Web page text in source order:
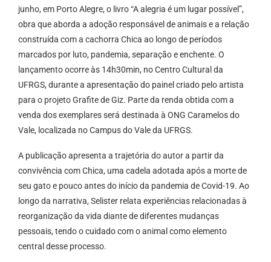
junho, em Porto Alegre, o livro “A alegria é um lugar possível”,
obra que aborda a adoção responsável de animais e a relação
construída com a cachorra Chica ao longo de períodos
marcados por luto, pandemia, separação e enchente. O
lançamento ocorre às 14h30min, no Centro Cultural da
UFRGS, durante a apresentação do painel criado pelo artista
para o projeto Grafite de Giz. Parte da renda obtida com a
venda dos exemplares será destinada à ONG Caramelos do
Vale, localizada no Campus do Vale da UFRGS.
A publicação apresenta a trajetória do autor a partir da
convivência com Chica, uma cadela adotada após a morte de
seu gato e pouco antes do início da pandemia de Covid-19. Ao
longo da narrativa, Selister relata experiências relacionadas à
reorganização da vida diante de diferentes mudanças
pessoais, tendo o cuidado com o animal como elemento
central desse processo.